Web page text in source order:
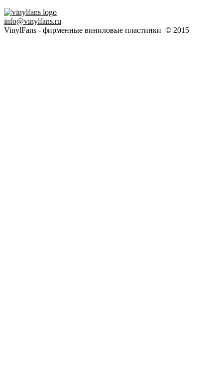
info@vinylfans.ru
VinylFans - фирменные виниловые пластинки © 2015